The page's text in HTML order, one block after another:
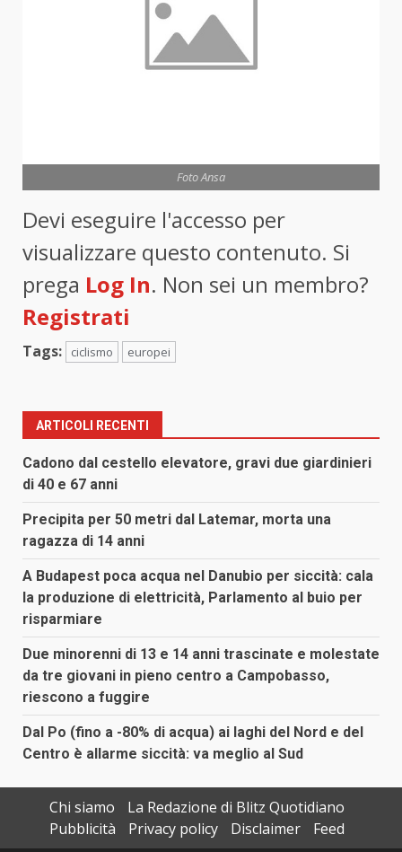
Foto Ansa
Devi eseguire l'accesso per
visualizzare questo contenuto. Si
prega Log In. Non sei un membro?
Registrati
Tags: ciclismo europei
ARTICOLI RECENTI
Cadono dal cestello elevatore, gravi due giardinieri
di 40 e 67 anni
Precipita per 50 metri dal Latemar, morta una
ragazza di 14 anni
A Budapest poca acqua nel Danubio per siccità: cala
la produzione di elettricità, Parlamento al buio per
risparmiare
Due minorenni di 13 e 14 anni trascinate e molestate
da tre giovani in pieno centro a Campobasso,
riescono a fuggire
Dal Po (fino a -80% di acqua) ai laghi del Nord e del
Centro è allarme siccità: va meglio al Sud
Chi siamo
La Redazione di Blitz Quotidiano
Pubblicità
Privacy policy Disclaimer Feed